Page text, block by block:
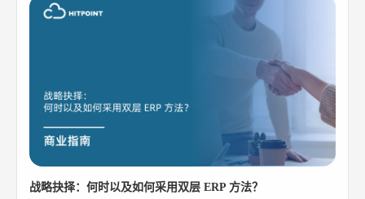
战略抉择：何时以及如何采用双层 ERP 方法？